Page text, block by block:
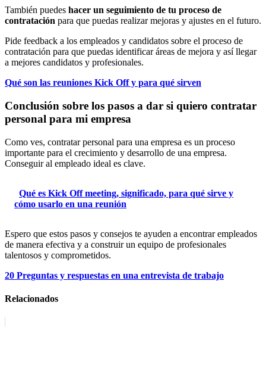
También puedes hacer un seguimiento de tu proceso de
contratación para que puedas realizar mejoras y ajustes en el futuro.
Pide feedback a los empleados y candidatos sobre el proceso de
contratación para que puedas identificar áreas de mejora y así llegar
a mejores candidatos y profesionales.
Qué son las reuniones Kick Off y para qué sirven
Conclusión sobre los pasos a dar si quiero contratar
personal para mi empresa
Como ves, contratar personal para una empresa es un proceso
importante para el crecimiento y desarrollo de una empresa.
Conseguir al empleado ideal es clave.
Qué es Kick Off meeting, significado, para qué sirve y
cómo usarlo en una reunión
Espero que estos pasos y consejos te ayuden a encontrar empleados
de manera efectiva y a construir un equipo de profesionales
talentosos y comprometidos.
20 Preguntas y respuestas en una entrevista de trabajo
Relacionados